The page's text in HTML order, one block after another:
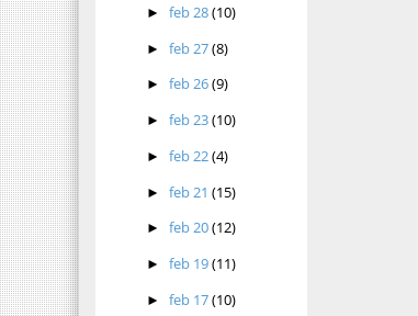
►feb 28(10)
►feb 27(8)
►feb 26(9)
►feb 23(10)
►feb 22(4)
►feb 21(15)
►feb 20(12)
►feb 19(11)
►feb 17(10)